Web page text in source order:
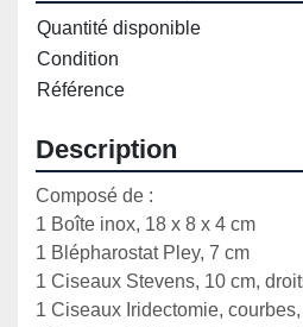
Quantité disponible
Condition
Référence
Description
Composé de :
1 Boîte inox, 18 x 8 x 4 cm
1 Blépharostat Pley, 7 cm
1 Ciseaux Stevens, 10 cm,
1 Ciseaux Iridectomie,